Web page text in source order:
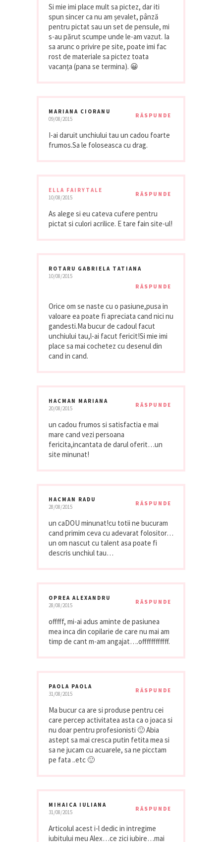
Si mie imi place mult sa pictez, dar iti
spun sincer ca nu am șevalet, pânză
pentru pictat sau un set de pensule, mi
s-au părut scumpe unde le-am vazut. Ia
sa arunc o privire pe site, poate imi fac
rost de materiale sa pictez toata
vacanța (pana se termina). 😀
MARIANA CIORANU
09/08/2015
RĂSPUNDE
I-ai daruit unchiului tau un cadou foarte
frumos.Sa le foloseasca cu drag.
ELLA FAIRYTALE
10/08/2015
RĂSPUNDE
As alege si eu cateva cufere pentru
pictat si culori acrilice. E tare fain site-ul!
ROTARU GABRIELA TATIANA
10/08/2015
RĂSPUNDE
Orice om se naste cu o pasiune,pusa in
valoare ea poate fi apreciata cand nici nu
gandesti.Ma bucur de cadoul facut
unchiului tau,l-ai facut fericit!Si mie imi
place sa mai cochetez cu desenul din
cand in cand.
HACMAN MARIANA
20/08/2015
RĂSPUNDE
un cadou frumos si satisfactia e mai
mare cand vezi persoana
fericita,incantata de darul oferit…un
site minunat!
HACMAN RADU
28/08/2015
RĂSPUNDE
un caDOU minunat!cu totii ne bucuram
cand primim ceva cu adevarat folositor…
un om nascut cu talent asa poate fi
descris unchiul tau…
OPREA ALEXANDRU
28/08/2015
RĂSPUNDE
offfff, mi-ai adus aminte de pasiunea
mea inca din copilarie de care nu mai am
timp de cant m-am angajat….offffffffffff.
PAOLA PAOLA
31/08/2015
RĂSPUNDE
Ma bucur ca are si produse pentru cei
care percep activitatea asta ca o joaca si
nu doar pentru profesionisti 🙂 Abia
astept sa mai cresca putin fetita mea si
sa ne jucam cu acuarele, sa ne picctam
pe fata ..etc 🙂
MIHAICA IULIANA
31/08/2015
RĂSPUNDE
Articolul acest i-l dedic in intregime
iubitului meu Alex…ce zici iubire…mai